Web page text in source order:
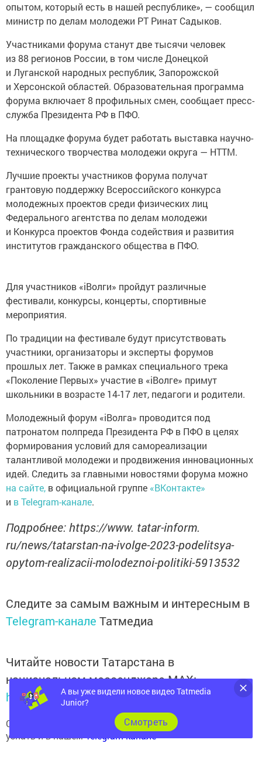
опытом, который есть в нашей республике», — сообщил
министр по делам молодежи РТ Ринат Садыков.
Участниками форума станут две тысячи человек
из 88 регионов России, в том числе Донецкой
и Луганской народных республик, Запорожской
и Херсонской областей. Образовательная программа
форума включает 8 профильных смен, сообщает пресс-
служба Президента РФ в ПФО.
На площадке форума будет работать выставка научно-
технического творчества молодежи округа — НТТМ.
Лучшие проекты участников форума получат
грантовую поддержку Всероссийского конкурса
молодежных проектов среди физических лиц
Федерального агентства по делам молодежи
и Конкурса проектов Фонда содействия и развития
институтов гражданского общества в ПФО.
Для участников «iВолги» пройдут различные
фестивали, конкурсы, концерты, спортивные
мероприятия.
По традиции на фестивале будут присутствовать
участники, организаторы и эксперты форумов
прошлых лет. Также в рамках специального трека
«Поколение Первых» участие в «iВолге» примут
школьники в возрасте 14-17 лет, педагоги и родители.
Молодежный форум «iВолга» проводится под
патронатом полпреда Президента РФ в ПФО в целях
формирования условий для самореализации
талантливой молодежи и продвижения инновационных
идей. Следить за главными новостями форума можно
на сайте, в официальной группе «ВКонтакте»
и в Telegram-канале.
Подробнее: https://www. tatar-inform.
ru/news/tatarstan-na-ivolge-2023-podelitsya-
opytom-realizacii-molodeznoi-politiki-5913532
Следите за самым важным и интересным в
Telegram-канале Татмедиа
Читайте новости Татарстана в
национальном мессенджере MАХ:
https://max.ru/tatmedia
Сейчас новости Арска и Арского района вы можете
узнать и в нашемTelegram-канале
А вы уже видели новое видео Tatmedia
Junior?
Cмотреть